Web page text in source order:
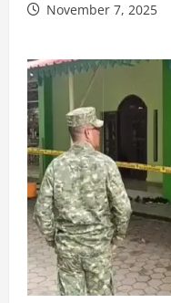
November 7, 2025